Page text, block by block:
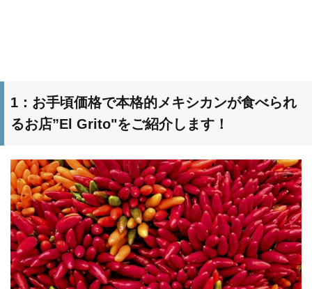
1：お手頃価格で本格的メキシカンが食べられ
るお店”El Grito"をご紹介します！